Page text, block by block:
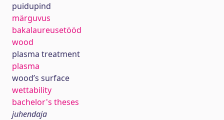
puidupind
märguvus
bakalaureusetööd
wood
plasma treatment
plasma
wood’s surface
wettability
bachelor's theses
juhendaja